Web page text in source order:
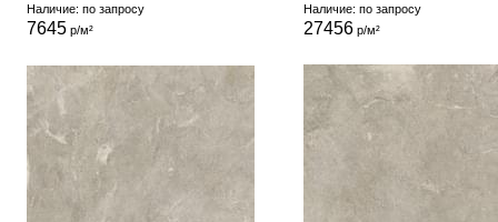
Наличие: по запросу
7645р/м²
Наличие: по запросу
27456р/м²